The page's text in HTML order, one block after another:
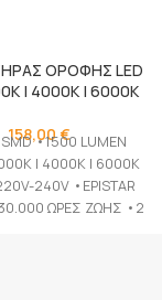
ΟΡΟΦΗΣ LED
| 4000K | 6000K
158,00€
•1500 LUMEN
| 4000K | 6000K
240V •EPISTAR
ΩΡΕΣ ΖΩΗΣ •2